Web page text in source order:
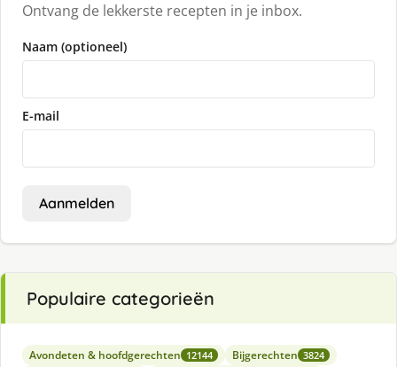
Ontvang de lekkerste recepten in je inbox.
Naam (optioneel)
E-mail
Aanmelden
Populaire categorieën
Avondeten & hoofdgerechten 12144 Bijgerechten 3824